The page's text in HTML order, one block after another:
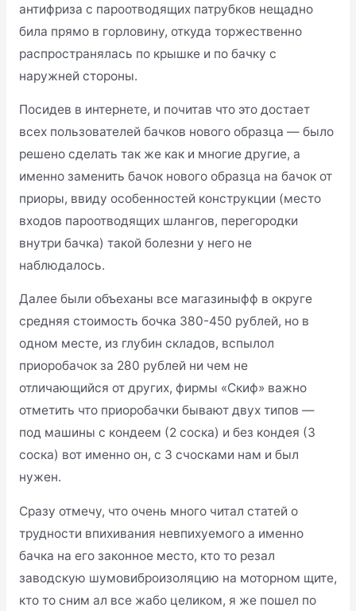
антифриза с пароотводящих патрубков нещадно
била прямо в горловину, откуда торжественно
распространялась по крышке и по бачку с
наружней стороны.
Посидев в интернете, и почитав что это достает
всех пользователей бачков нового образца — было
решено сделать так же как и многие другие, а
именно заменить бачок нового образца на бачок от
приоры, ввиду особенностей конструкции (место
входов пароотводящих шлангов, перегородки
внутри бачка) такой болезни у него не
наблюдалось.
Далее были объеханы все магазиныфф в округе
средняя стоимость бочка 380-450 рублей, но в
одном месте, из глубин складов, вспылол
приоробачок за 280 рублей ни чем не
отличающийся от других, фирмы «Скиф» важно
отметить что приоробачки бывают двух типов —
под машины с кондеем (2 соска) и без кондея (3
соска) вот именно он, с 3 счосками нам и был
нужен.
Сразу отмечу, что очень много читал статей о
трудности впихивания невпихуемого а именно
бачка на его законное место, кто то резал
заводскую шумовиброизоляцию на моторном щите,
кто то сним ал все жабо целиком, я же пошел по